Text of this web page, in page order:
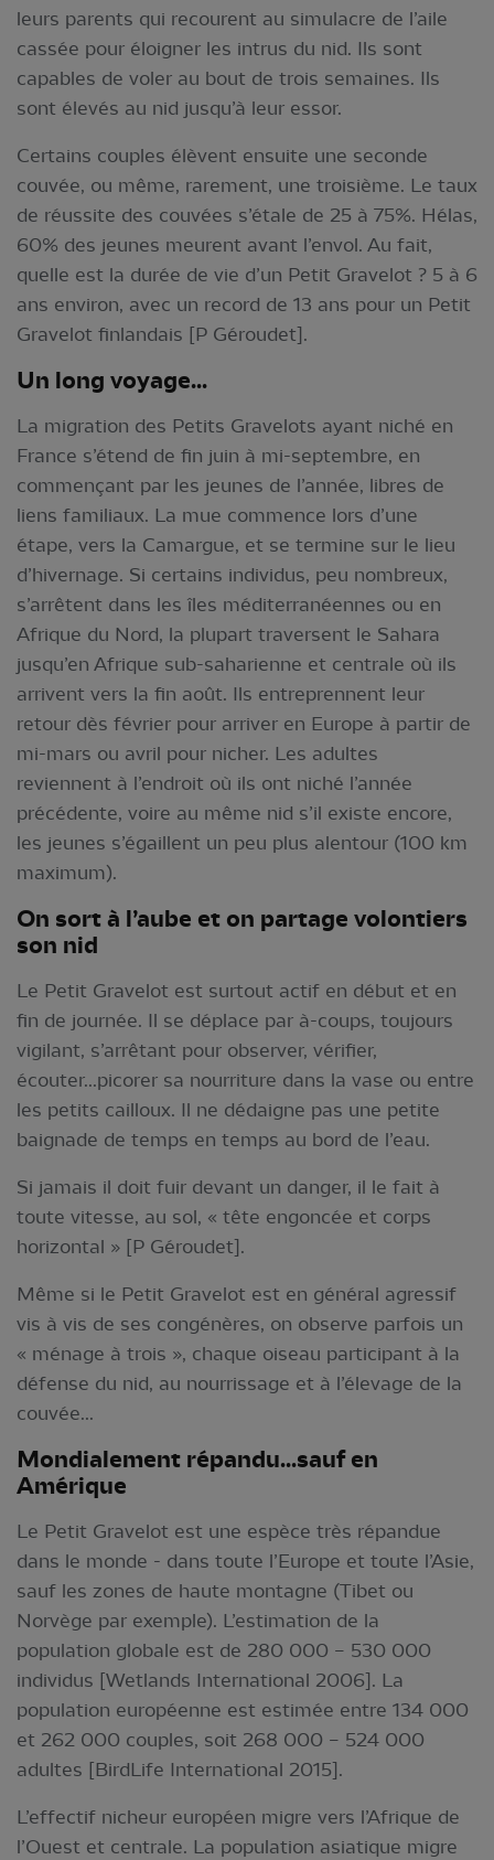
leurs parents qui recourent au simulacre de l’aile
cassée pour éloigner les intrus du nid. Ils sont
capables de voler au bout de trois semaines. Ils
sont élevés au nid jusqu’à leur essor.
Certains couples élèvent ensuite une seconde
couvée, ou même, rarement, une troisième. Le taux
de réussite des couvées s’étale de 25 à 75%. Hélas,
60% des jeunes meurent avant l’envol. Au fait,
quelle est la durée de vie d’un Petit Gravelot ? 5 à 6
ans environ, avec un record de 13 ans pour un Petit
Gravelot finlandais [P Géroudet].
Un long voyage...
La migration des Petits Gravelots ayant niché en
France s’étend de fin juin à mi-septembre, en
commençant par les jeunes de l’année, libres de
liens familiaux. La mue commence lors d’une
étape, vers la Camargue, et se termine sur le lieu
d’hivernage. Si certains individus, peu nombreux,
s’arrêtent dans les îles méditerranéennes ou en
Afrique du Nord, la plupart traversent le Sahara
jusqu’en Afrique sub-saharienne et centrale où ils
arrivent vers la fin août. Ils entreprennent leur
retour dès février pour arriver en Europe à partir de
mi-mars ou avril pour nicher. Les adultes
reviennent à l’endroit où ils ont niché l’année
précédente, voire au même nid s’il existe encore,
les jeunes s’égaillent un peu plus alentour (100 km
maximum).
On sort à l’aube et on partage volontiers
son nid
Le Petit Gravelot est surtout actif en début et en
fin de journée. Il se déplace par à-coups, toujours
vigilant, s’arrêtant pour observer, vérifier,
écouter...picorer sa nourriture dans la vase ou entre
les petits cailloux. Il ne dédaigne pas une petite
baignade de temps en temps au bord de l’eau.
Si jamais il doit fuir devant un danger, il le fait à
toute vitesse, au sol, « tête engoncée et corps
horizontal » [P Géroudet].
Même si le Petit Gravelot est en général agressif
vis à vis de ses congénères, on observe parfois un
« ménage à trois », chaque oiseau participant à la
défense du nid, au nourrissage et à l’élevage de la
couvée...
Mondialement répandu...sauf en
Amérique
Le Petit Gravelot est une espèce très répandue
dans le monde - dans toute l’Europe et toute l’Asie,
sauf les zones de haute montagne (Tibet ou
Norvège par exemple). L’estimation de la
population globale est de 280 000 – 530 000
individus [Wetlands International 2006]. La
population européenne est estimée entre 134 000
et 262 000 couples, soit 268 000 – 524 000
adultes [BirdLife International 2015].
L’effectif nicheur européen migre vers l’Afrique de
l’Ouest et centrale. La population asiatique migre